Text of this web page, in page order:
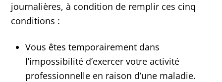
journalières, à condition de remplir ces cinq
conditions :
Vous êtes temporairement dans
l’impossibilité d’exercer votre activité
professionnelle en raison d’une maladie.